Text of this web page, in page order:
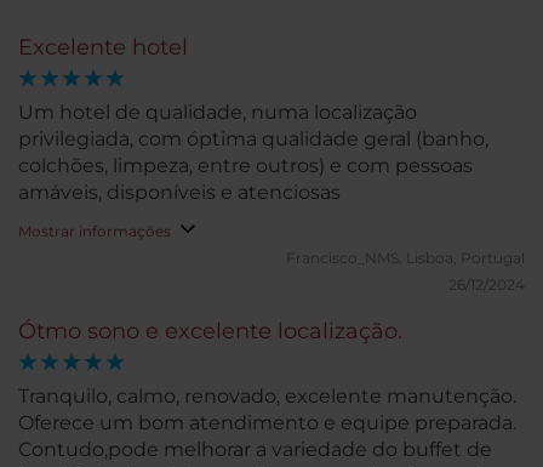
Excelente hotel
Um hotel de qualidade, numa localização
privilegiada, com óptima qualidade geral (banho,
colchões, limpeza, entre outros) e com pessoas
amáveis, disponíveis e atenciosas
Mostrar informações
Francisco_NMS. Lisboa, Portugal
26/12/2024
Ótmo sono e excelente localização.
Tranquilo, calmo, renovado, excelente manutenção.
Oferece um bom atendimento e equipe preparada.
Contudo,pode melhorar a variedade do buffet de